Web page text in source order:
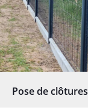
Pose de clôtures